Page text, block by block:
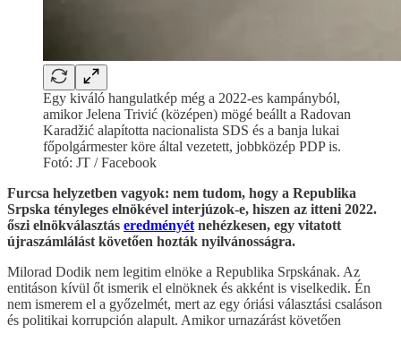
Egy kiváló hangulatkép még a 2022-es kampányból,
amikor Jelena Trivić (középen) mögé beállt a Radovan
Karadžić alapította nacionalista SDS és a banja lukai
főpolgármester köre által vezetett, jobbközép PDP is.
Fotó: JT / Facebook
Furcsa helyzetben vagyok: nem tudom, hogy a Republika
Srpska tényleges elnökével interjúzok-e, hiszen az itteni 2022.
őszi elnökválasztás eredményét nehézkesen, egy vitatott
újraszámlálást követően hozták nyilvánosságra.
Milorad Dodik nem legitim elnöke a Republika Srpskának. Az
entitáson kívül őt ismerik el elnöknek és akként is viselkedik. Én
nem ismerem el a győzelmét, mert az egy óriási választási csaláson
és politikai korrupción alapult. Amikor urnazárást követően